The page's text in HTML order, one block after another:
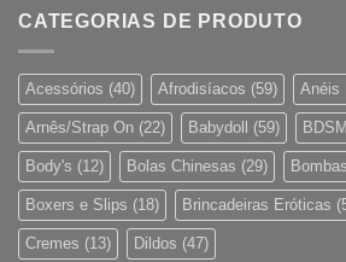
era:
é:
CATEGORIAS DE PRODUTO
Acessórios (40) Afrodisíacos (59) Anéis
Arnês/Strap On (22) Babydoll (59)
Body's (12) Bolas Chinesas (29)
Boxers e Slips (18) Brincadeiras Eróticas
Cremes (13) Dildos (47)